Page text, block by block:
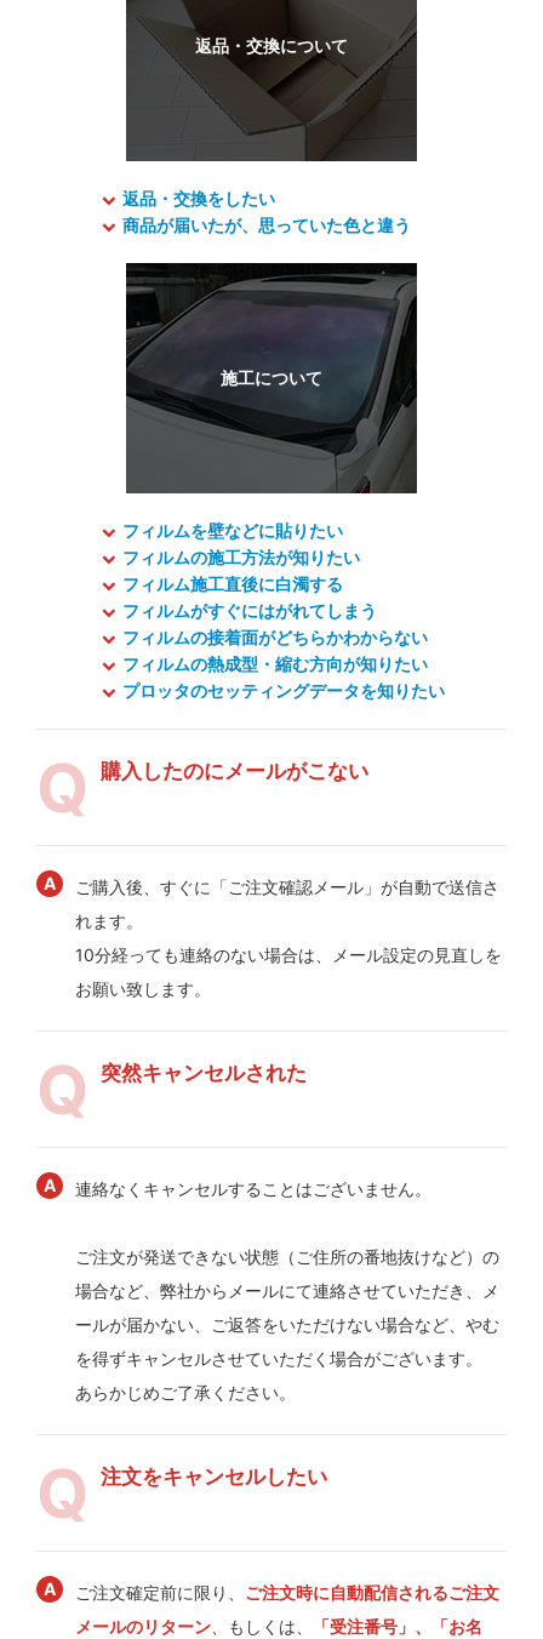
返品・交換をしたい
商品が届いたが、思っていた色と違う
フィルムを壁などに貼りたい
フィルムの施工方法が知りたい
フィルム施工直後に白濁する
フィルムがすぐにはがれてしまう
フィルムの接着面がどちらかわからない
フィルムの熱成型・縮む方向が知りたい
プロッタのセッティングデータを知りたい
購入したのにメールがこない
ご購入後、すぐに「ご注文確認メール」が自動で送信さ
れます。
10分経っても連絡のない場合は、メール設定の見直しを
お願い致します。
突然キャンセルされた
連絡なくキャンセルすることはございません。
ご注文が発送できない状態（ご住所の番地抜けなど）の
場合など、弊社からメールにて連絡させていただき、メ
ールが届かない、ご返答をいただけない場合など、やむ
を得ずキャンセルさせていただく場合がございます。
あらかじめご了承ください。
注文をキャンセルしたい
ご注文確定前に限り、 ご注文時に自動配信されるご注文
メールのリターン、もしくは、
「受注番号」、「お名